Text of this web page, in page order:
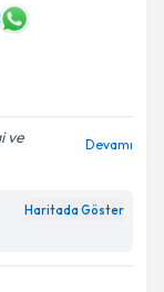
ile
belirtilen
ve
Devamı
Haritada Göster